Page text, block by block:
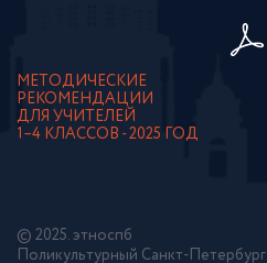
МЕТОДИЧЕСКИЕ
РЕКОМЕНДАЦИИ
ДЛЯ УЧИТЕЛЕЙ
1–4 КЛАССОВ - 2025 ГОД
© 2025. этноспб
Поликультурный Санкт-Петербург